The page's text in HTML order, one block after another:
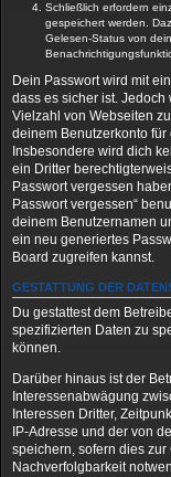
Schließlich erfordern
gespeichert werden.
Gelesen-Status von
Dein Passwort wird mit
dass es sicher ist.
Vielzahl von Webseiten
deinem Benutzerkonto
Insbesondere wird dich
ein Dritter
Passwort vergessen
Passwort vergessen“
deinem Benutzernamen
ein neu generiertes
Board zugreifen kannst.
GESTATTUNG DER
Du gestattest dem
spezifizierten Daten zu
können.
Darüber hinaus ist der
Interessenabwägung
Interessen Dritter,
IP-Adresse und der von
speichern, sofern dies
Nachverfolgbarkeit